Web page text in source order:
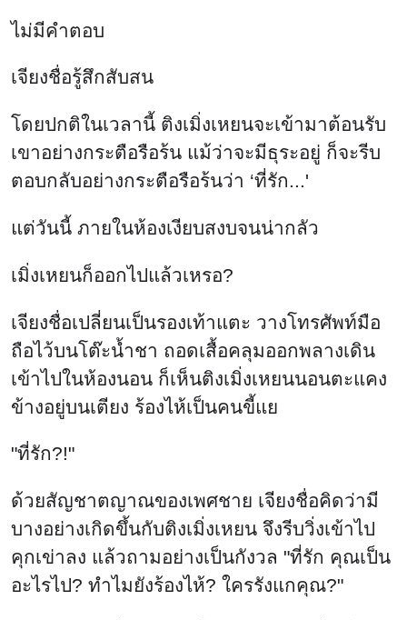
ไม่มีคำตอบ
เจียงชื่อรู้สึกสับสน
โดยปกติในเวลานี้ ติงเมิ่งเหยนจะเข้ามาต้อนรับ
เขาอย่างกระตือรือร้น แม้ว่าจะมีธุระอยู่ ก็จะรีบ
ตอบกลับอย่างกระตือรือร้นว่า ‘ที่รัก...'
แต่วันนี้ ภายในห้องเงียบสงบจนน่ากลัว
เมิ่งเหยนก็ออกไปแล้วเหรอ?
เจียงชื่อเปลี่ยนเป็นรองเท้าแตะ วางโทรศัพท์มือ
ถือไว้บนโต๊ะน้ำชา ถอดเสื้อคลุมออกพลางเดิน
เข้าไปในห้องนอน ก็เห็นติงเมิ่งเหยนนอนตะแคง
ข้างอยู่บนเตียง ร้องไห้เป็นคนขี้แย
"ที่รัก?!"
ด้วยสัญชาตญาณของเพศชาย เจียงชื่อคิดว่ามี
บางอย่างเกิดขึ้นกับติงเมิ่งเหยน จึงรีบวิ่งเข้าไป
คุกเข่าลง แล้วถามอย่างเป็นกังวล "ที่รัก คุณเป็น
อะไรไป? ทำไมยังร้องไห้? ใครรังแกคุณ?"